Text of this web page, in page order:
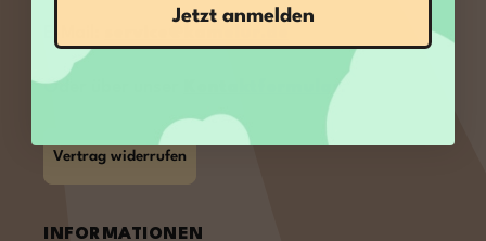
Oder über unser Kontaktformular
Vertrag widerrufen
INFORMATIONEN
Jetzt anmelden